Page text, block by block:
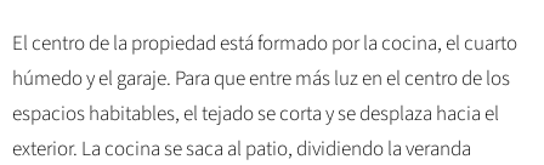
El centro de la propiedad está formado por la cocina, el cuarto
húmedo y el garaje. Para que entre más luz en el centro de los
espacios habitables, el tejado se corta y se desplaza hacia el
exterior. La cocina se saca al patio, dividiendo la veranda